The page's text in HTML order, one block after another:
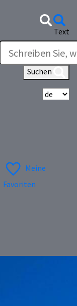
Text
Suchen
Meine
Favoriten